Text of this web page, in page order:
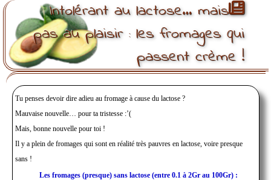
Intolérant au lactose… mais
pas au plaisir : les fromages qui
passent crème !
Tu penses devoir dire adieu au fromage à cause du lactose ?
Mauvaise nouvelle… pour ta tristesse :’(
Mais, bonne nouvelle pour toi !
Il y a plein de fromages qui sont en réalité très pauvres en lactose, voire presque
sans !
Les fromages (presque) sans lactose (entre 0.1 à 2Gr au 100Gr) :
Panneau de gestion des cookies